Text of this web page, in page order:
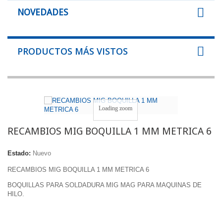
NOVEDADES
PRODUCTOS MÁS VISTOS
Loading zoom
RECAMBIOS MIG BOQUILLA 1 MM METRICA 6
Estado: Nuevo
RECAMBIOS MIG BOQUILLA 1 MM METRICA 6
BOQUILLAS PARA SOLDADURA MIG MAG PARA MAQUINAS DE
HILO.